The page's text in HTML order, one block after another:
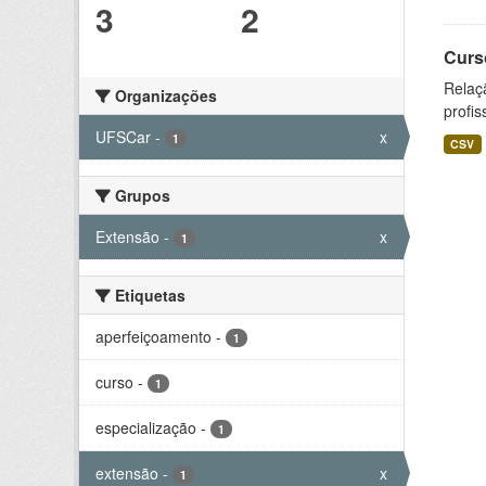
3 2
Organizações
UFSCar - 1 x
Grupos
Extensão - 1 x
Etiquetas
aperfeiçoamento - 1
curso - 1
especialização - 1
extensão - 1 x
CSV